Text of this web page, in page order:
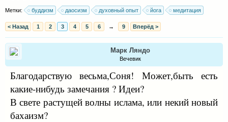
Метки: буддизм даосизм духовный опыт йога медитация
< Назад 1 2 3 4 5 6 → 9 Вперёд >
Марк Ляндо
Вечевик
Благодарствую весьма,Соня! Может,быть есть
какие-нибудь замечания ? Идеи?
В свете растущей волны ислама, или некий новый
бахаизм?